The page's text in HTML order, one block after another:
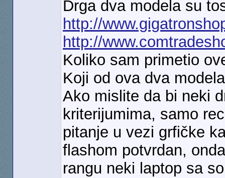
Drga dva modela su
http://
http://
Koliko sam primetio
Koji od ova dva
Ako mislite da bi neki
kriterijumima, samo
pitanje u vezi grfičke
flashom potvrdan,
rangu neki laptop sa